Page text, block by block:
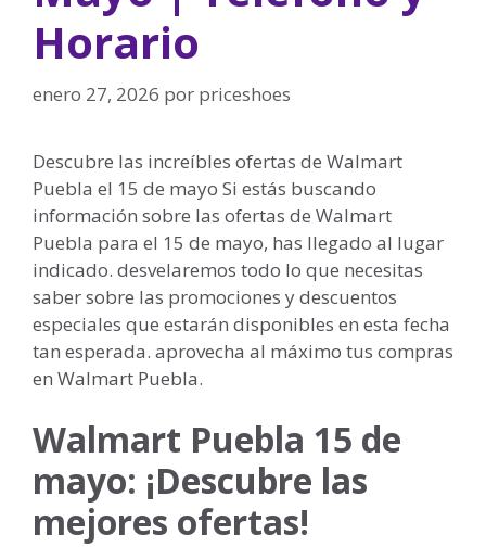
Horario
enero 27, 2026 por priceshoes
Descubre las increíbles ofertas de Walmart
Puebla el 15 de mayo Si estás buscando
información sobre las ofertas de Walmart
Puebla para el 15 de mayo, has llegado al lugar
indicado. desvelaremos todo lo que necesitas
saber sobre las promociones y descuentos
especiales que estarán disponibles en esta fecha
tan esperada. aprovecha al máximo tus compras
en Walmart Puebla.
Walmart Puebla 15 de
mayo: ¡Descubre las
mejores ofertas!